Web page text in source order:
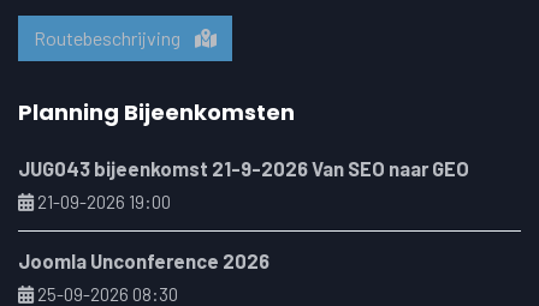
Routebeschrijving
Planning Bijeenkomsten
JUG043 bijeenkomst 21-9-2026 Van SEO naar GEO
21-09-2026 19:00
Joomla Unconference 2026
25-09-2026 08:30